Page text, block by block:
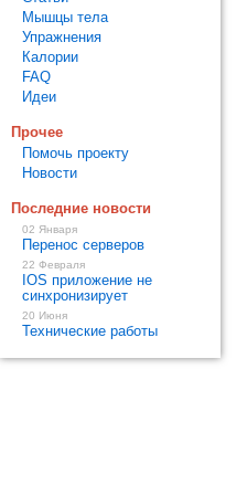
Мышцы тела
Упражнения
Калории
FAQ
Идеи
Прочее
Помочь проекту
Новости
Последние новости
02 Января
Перенос серверов
22 Февраля
IOS приложение не
синхронизирует
20 Июня
Технические работы